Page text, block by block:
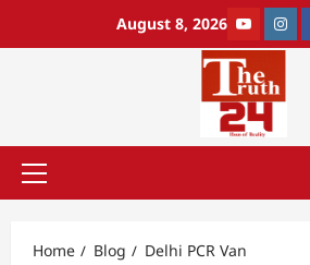
August 8, 2026
Home Blog Delhi PCR Van